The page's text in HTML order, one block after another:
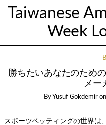
Taiwanese
Week
勝ちたいあなたのため
メー
By Yusuf Gökdemir on
スポーツベッティングの世界は